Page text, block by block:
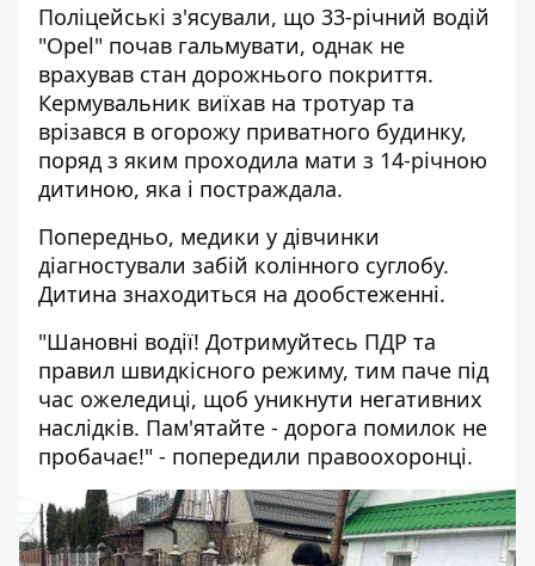
Поліцейські з'ясували, що 33-річний водій
"Opel" почав гальмувати, однак не
врахував стан дорожнього покриття.
Кермувальник виїхав на тротуар та
врізався в огорожу приватного будинку,
поряд з яким проходила мати з 14-річною
дитиною, яка і постраждала.
Попередньо, медики у дівчинки
діагностували забій колінного суглобу.
Дитина знаходиться на дообстеженні.
"Шановні водії! Дотримуйтесь ПДР та
правил швидкісного режиму, тим паче під
час ожеледиці, щоб уникнути негативних
наслідків. Пам'ятайте - дорога помилок не
пробачає!" - попередили правоохоронці.